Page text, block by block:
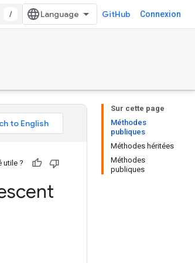
/ GitHub Connexion
Sur cette page
Méthodes
publiques
Méthodes héritées
Méthodes
publiques
utile ?